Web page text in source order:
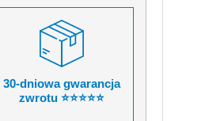
30-dniowa gwarancja
zwrotu ⭐⭐⭐⭐⭐